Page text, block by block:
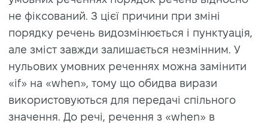
не фіксований. З цієї причини при зміні
порядку речень видозмінюється і пунктуація,
але зміст завжди залишається незмінним. У
нульових умовних реченнях можна замінити
«if» на «when», тому що обидва вирази
використовуються для передачі спільного
значення. До речі, речення з «when» в